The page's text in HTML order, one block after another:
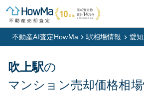
不動産AI査定HowMa 駅相場情報 愛
吹上駅の
マンション売却価格相